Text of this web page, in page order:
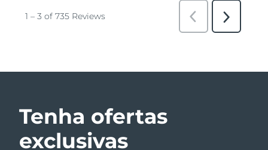
Tenha ofertas
exclusivas